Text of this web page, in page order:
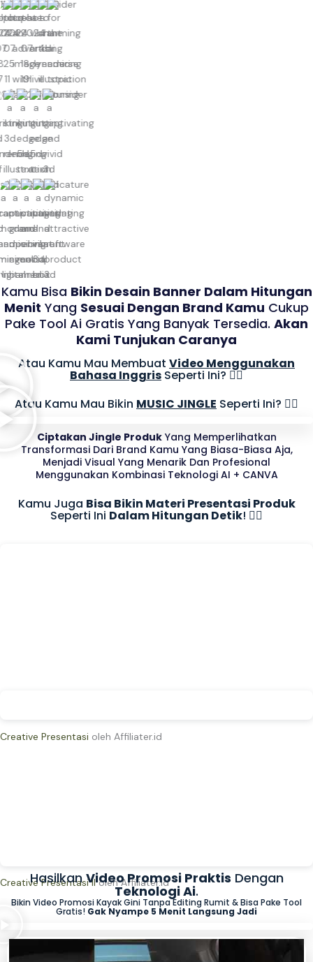
Kamu Bisa Bikin Desain Banner Dalam Hitungan
Menit Yang Sesuai Dengan Brand Kamu Cukup
Pake Tool Ai Gratis Yang Banyak Tersedia. Akan
Kami Tunjukan Caranya
Atau Kamu Mau Membuat Video Menggunakan
Bahasa Inggris Seperti Ini? 👇🏻
Atau Kamu Mau Bikin MUSIC JINGLE Seperti Ini? 👇🏻
Ciptakan Jingle ProdukYang Memperlihatkan
Transformasi Dari Brand Kamu Yang Biasa-Biasa Aja,
Menjadi Visual Yang Menarik Dan Profesional
Menggunakan Kombinasi Teknologi AI + CANVA
Kamu Juga Bisa Bikin Materi Presentasi Produk
Seperti Ini Dalam Hitungan Detik! 👇🏻
Creative Presentasi oleh Affiliater.id
Creative Presentasi IIoleh Affiliater.id
HasilkanVideo Promosi Praktis Dengan
Teknologi Ai.
Bikin Video Promosi Kayak Gini Tanpa Editing Rumit & Bisa Pake Tool
Gratis! Gak Nyampe 5 Menit Langsung Jadi